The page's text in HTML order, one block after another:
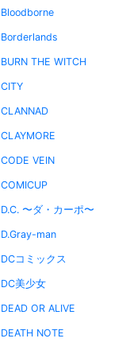
Bloodborne
Borderlands
BURN THE WITCH
CITY
CLANNAD
CLAYMORE
CODE VEIN
COMICUP
D.C. 〜ダ・カーポ〜
D.Gray-man
DCコミックス
DC美少女
DEAD OR ALIVE
DEATH NOTE